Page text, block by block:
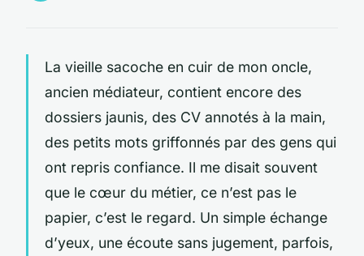
La vieille sacoche en cuir de mon oncle,
ancien médiateur, contient encore des
dossiers jaunis, des CV annotés à la main,
des petits mots griffonnés par des gens qui
ont repris confiance. Il me disait souvent
que le cœur du métier, ce n’est pas le
papier, c’est le regard. Un simple échange
d’yeux, une écoute sans jugement, parfois,